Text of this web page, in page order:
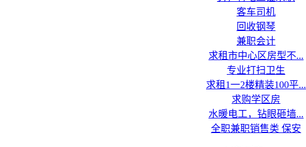
客车司机
回收钢琴
兼职会计
求租市中心区房型不...
专业打扫卫生
求租1一2楼精装100平...
求购学区房
水暖电工，钻眼砸墙...
全职兼职销售类 保安